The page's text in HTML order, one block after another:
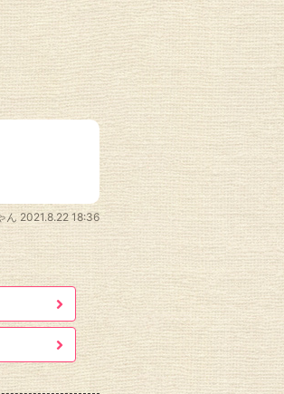
ん 2021.8.22 18:36